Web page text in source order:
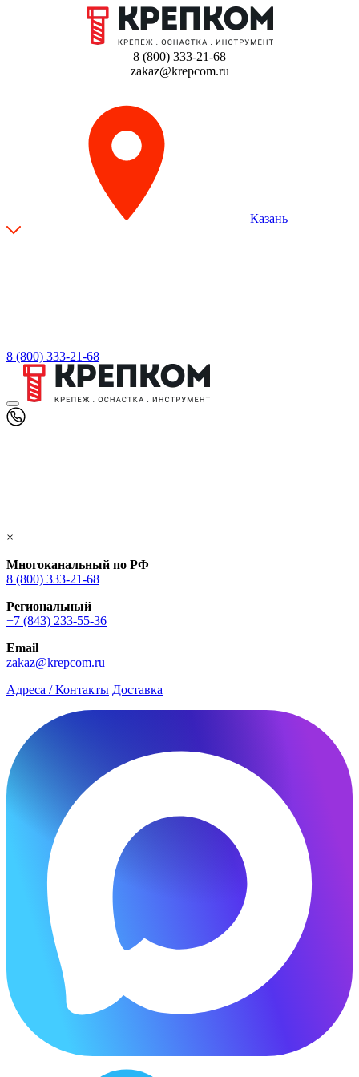
8 (800) 333-21-68
zakaz@krepcom.ru
Казань
8 (800) 333-21-68
×
Многоканальный по РФ
8 (800) 333‑21-68
Региональный
+7 (843) 233-55-36
Email
zakaz@krepcom.ru
Адреса / Контакты Доставка